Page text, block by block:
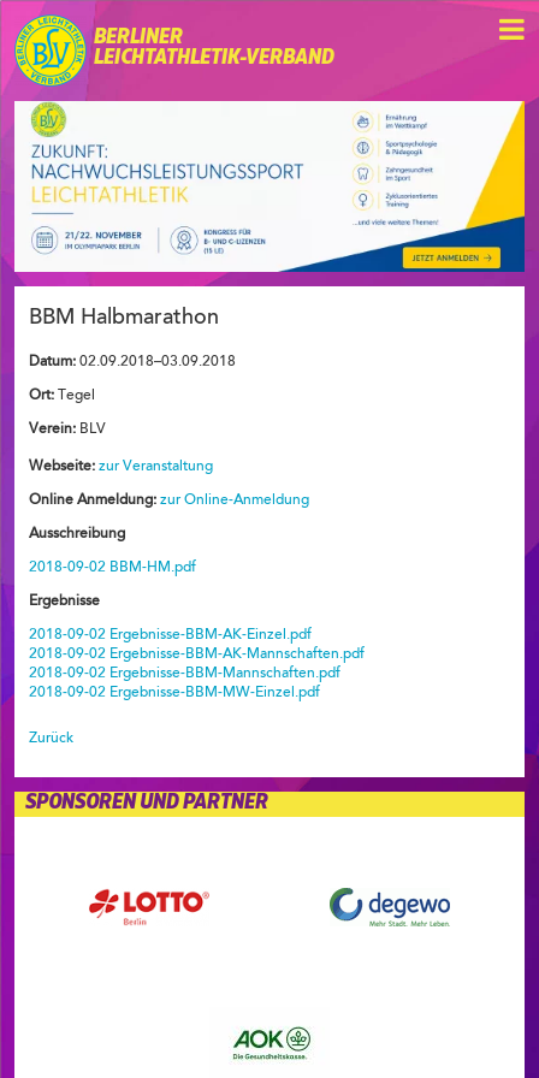
BERLINER
LEICHTATHLETIK-VERBAND
BBM Halbmarathon
Datum: 02.09.2018–03.09.2018
Ort: Tegel
Verein: BLV
Webseite: zur Veranstaltung
Online Anmeldung: zur Online-Anmeldung
Ausschreibung
2018-09-02 BBM-HM.pdf
Ergebnisse
2018-09-02 Ergebnisse-BBM-AK-Einzel.pdf
2018-09-02 Ergebnisse-BBM-AK-Mannschaften.pdf
2018-09-02 Ergebnisse-BBM-Mannschaften.pdf
2018-09-02 Ergebnisse-BBM-MW-Einzel.pdf
Zurück
SPONSOREN UND PARTNER